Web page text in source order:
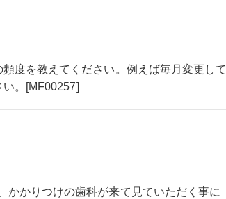
度を教えてください。例えば毎月変更して
。[MF00257]
かかりつけの歯科が来て見ていただく事に